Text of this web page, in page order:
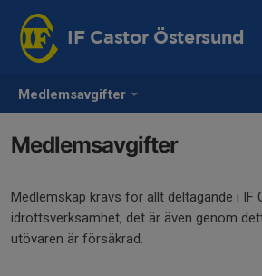
Medlemsavgifter
IF Castor Östersund
Medlemsavgifter
Medlemskap krävs för allt deltagande i IF
idrottsverksamhet, det är även genom
utövaren är försäkrad.